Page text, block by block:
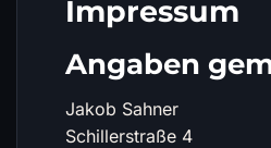
Impressum
Angaben
Jakob Sahner
Schillerstraße 4